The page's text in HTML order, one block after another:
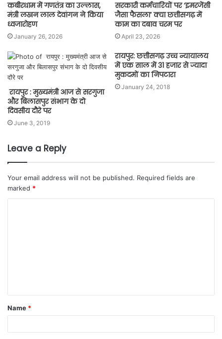
कबीरधाम में गणतंत्र का उल्लास,
मंत्री लखन लाल देवांगन ने किया
ध्वजारोहण
January 26, 2026
सरकारी कर्मचारियों पर ‘इमरजेंसी
जैसा फैसला’ क्या छत्तीसगढ़ में
काम का दबाव चरम पर
April 23, 2026
रायपुर : मुख्यमंत्री आज से सरगुजा
और बिलासपुर संभाग के दो
दिवसीय दौरे पर
June 3, 2019
रायपुर: छत्तीसगढ़ उच्च न्यायालय
में एक साल में 31 हजार से ज्यादा
मुकदमों का निपटारा
January 24, 2018
Leave a Reply
Your email address will not be published. Required fields are
marked *
Name *